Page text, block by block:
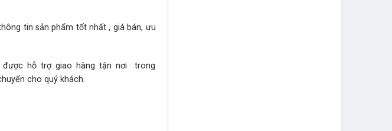
tin sản phẩm tốt nhất , giá bán, ưu
được hỗ trợ giao hàng tận nơi trong
cho quý khách.